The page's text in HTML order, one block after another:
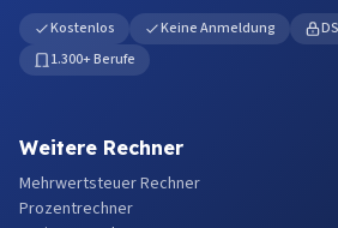
Kostenlos Keine Anmeldung
1.300+ Berufe
Weitere Rechner
Mehrwertsteuer Rechner
Prozentrechner